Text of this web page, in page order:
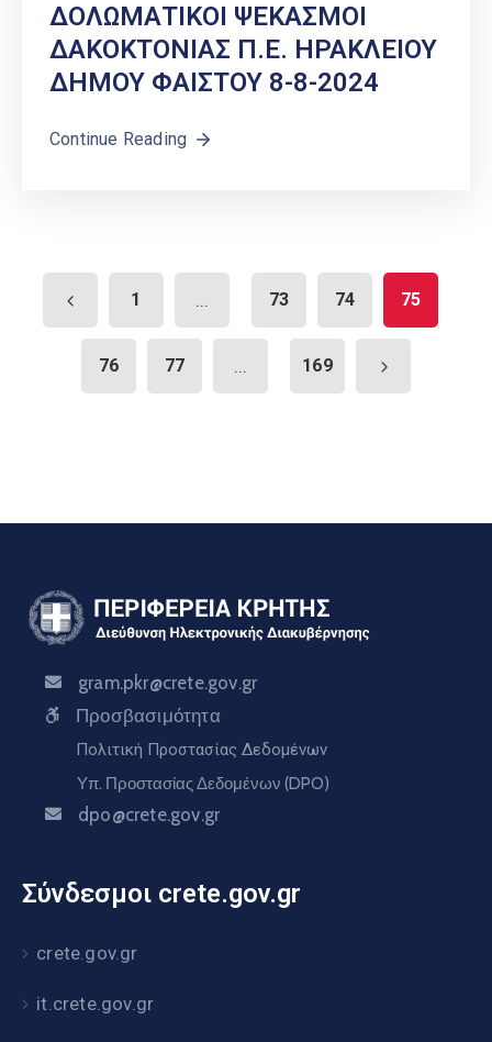
ΔΟΛΩΜΑΤΙΚΟΙ ΨΕΚΑΣΜΟΙ
ΔΑΚΟΚΤΟΝΙΑΣ Π.Ε. ΗΡΑΚΛΕΙΟΥ
ΔΗΜΟΥ ΦΑΙΣΤΟΥ 8-8-2024
Continue Reading
1 ... 73 74 75
76 77 ... 169
gram.pkr@crete.gov.gr
Προσβασιμότητα
Πολιτική Προστασίας Δεδομένων
Υπ. Προστασίας Δεδομένων (DPO)
dpo@crete.gov.gr
Σύνδεσμοι crete.gov.gr
crete.gov.gr
it.crete.gov.gr